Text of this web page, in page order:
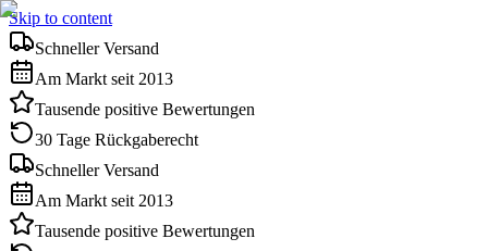
Skip to content
Schneller Versand
Am Markt seit 2013
Tausende positive Bewertungen
30 Tage Rückgaberecht
Schneller Versand
Am Markt seit 2013
Tausende positive Bewertungen